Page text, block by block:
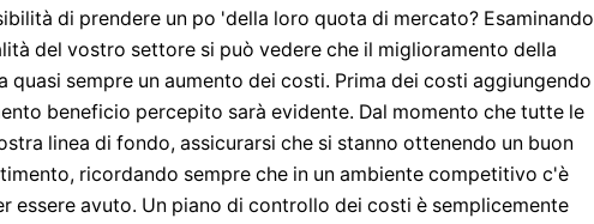
di prendere un po 'della loro quota di mercato? Esaminando
del vostro settore si può vedere che il miglioramento della
quasi sempre un aumento dei costi. Prima dei costi aggiungendo
beneficio percepito sarà evidente. Dal momento che tutte le
linea di fondo, assicurarsi che si stanno ottenendo un buon
ricordando sempre che in un ambiente competitivo c'è
essere avuto. Un piano di controllo dei costi è semplicemente